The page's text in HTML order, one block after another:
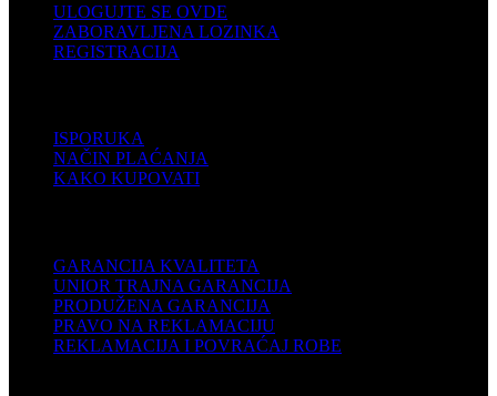
ULOGUJTE SE OVDE
ZABORAVLJENA LOZINKA
REGISTRACIJA
ISPORUKA
NAČIN PLAĆANJA
KAKO KUPOVATI
GARANCIJA KVALITETA
UNIOR TRAJNA GARANCIJA
PRODUŽENA GARANCIJA
PRAVO NA REKLAMACIJU
REKLAMACIJA I POVRAĆAJ ROBE